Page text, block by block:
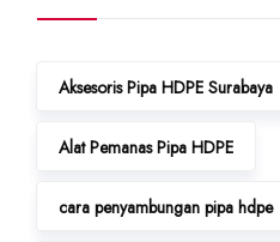
Aksesoris Pipa HDPE Surabaya
Alat Pemanas Pipa HDPE
cara penyambungan pipa hdpe